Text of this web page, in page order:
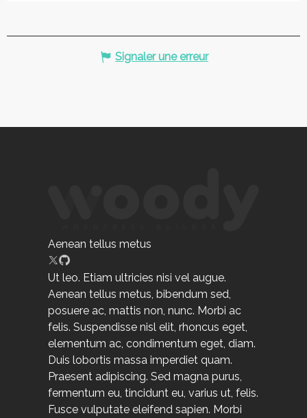
Signaler une erreur
Aenean tellus metus
Ut leo. Etiam ultricies nisi vel augue.
Aenean tellus metus, bibendum sed,
posuere ac, mattis non, nunc. Morbi ac
felis. Suspendisse nisl elit, rhoncus eget,
elementum ac, condimentum eget, diam.
Duis lobortis massa imperdiet quam.
Praesent adipiscing. Sed magna purus,
fermentum eu, tincidunt eu, varius ut, felis.
Fusce vulputate eleifend sapien. Morbi